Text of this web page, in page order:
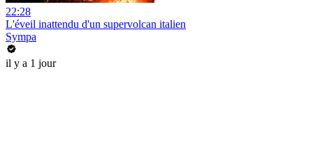
22:28
L'éveil inattendu d'un supervolcan italien
Sympa
il y a 1 jour